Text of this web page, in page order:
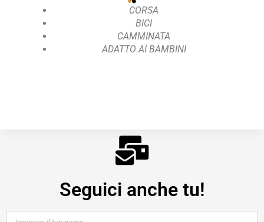
CORSA
BICI
CAMMINATA
ADATTO AI BAMBINI
Seguici anche tu!